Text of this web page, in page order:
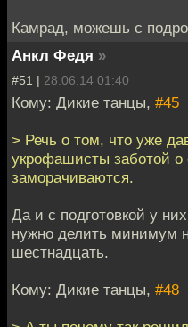
Камрад, можешь с
Анкл Федя »
#51 | 28.06.14 01:40
Кому: Дикие танцы, #45
> Речь о том, что уже
укрофашисты заботой
заморачиваются.
Да и с подготовкой у
нужно делить минимум
шестнадцать.
Кому: Дикие танцы, #48